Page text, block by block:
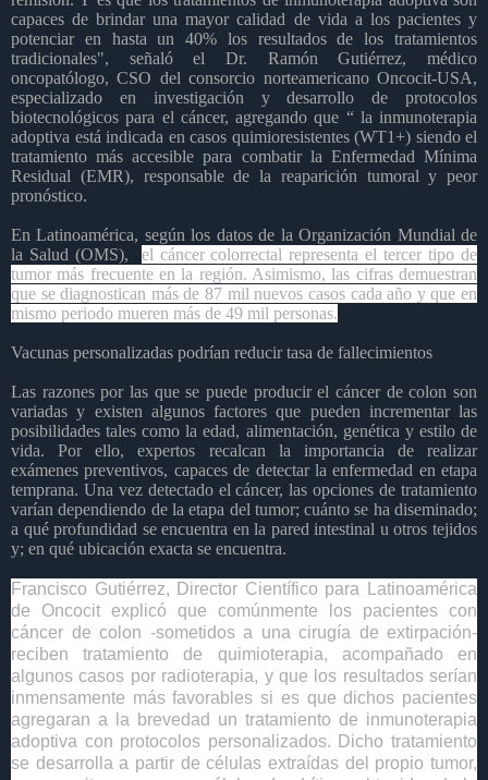
capaces de brindar una mayor calidad de vida a los pacientes y
potenciar en hasta un 40% los resultados de los tratamientos
tradicionales", señaló el Dr. Ramón Gutiérrez, médico
oncopatólogo, CSO del consorcio norteamericano Oncocit-USA,
especializado en investigación y desarrollo de protocolos
biotecnológicos para el cáncer, agregando que “ la inmunoterapia
adoptiva está indicada en casos quimioresistentes (WT1+) siendo el
tratamiento más accesible para combatir la Enfermedad Mínima
Residual (EMR), responsable de la reaparición tumoral y peor
pronóstico.
En Latinoamérica, según los datos de la Organización Mundial de
la Salud (OMS),
el cáncer colorrectal representa el tercer tipo de
tumor más frecuente en la región. Asimismo, las cifras demuestran
que se diagnostican más de 87 mil nuevos casos cada año y que en
mismo periodo mueren más de 49 mil personas.
Vacunas personalizadas podrían reducir tasa de fallecimientos
Las razones por las que se puede producir el cáncer de colon son
variadas y existen algunos factores que pueden incrementar las
posibilidades tales como la edad, alimentación, genética y estilo de
vida. Por ello, expertos recalcan la importancia de realizar
exámenes preventivos, capaces de detectar la enfermedad en etapa
temprana. Una vez detectado el cáncer, las opciones de tratamiento
varían dependiendo de la etapa del tumor; cuánto se ha diseminado;
a qué profundidad se encuentra en la pared intestinal u otros tejidos
y; en qué ubicación exacta se encuentra.
Francisco Gutiérrez, Director Científico para Latinoamérica
de Oncocit explicó que comúnmente los pacientes con
cáncer de colon -sometidos a una cirugía de extirpación-
reciben tratamiento de quimioterapia, acompañado en
algunos casos por radioterapia, y que los resultados serían
inmensamente más favorables si es que dichos pacientes
agregaran a la brevedad un tratamiento de inmunoterapia
adoptiva con protocolos personalizados. Dicho tratamiento
se desarrolla a partir de células extraídas del propio tumor,